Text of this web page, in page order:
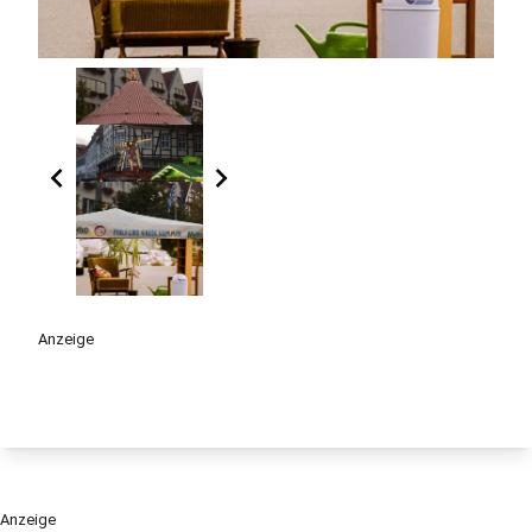
chevron_left chevron_right
Anzeige
Anzeige